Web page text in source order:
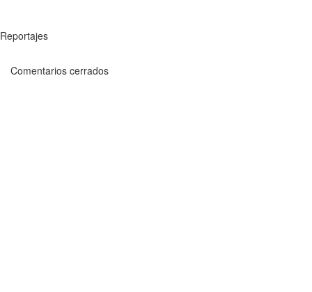
Reportajes
Comentarios cerrados